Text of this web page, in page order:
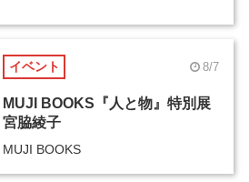
イベント 8/7
MUJI BOOKS『人と物』特別展
宮脇綾子
MUJI BOOKS